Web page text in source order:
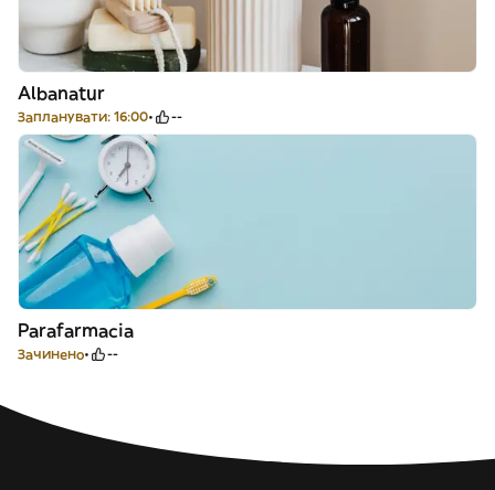
Albanatur
Запланувати: 16:00 --
Parafarmacia
Зачинено --